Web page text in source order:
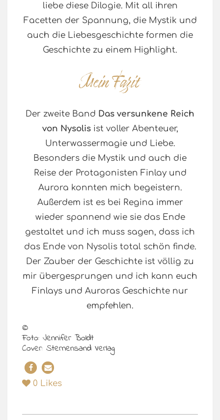
liebe diese Dilogie. Mit all ihren
Facetten der Spannung, die Mystik und
auch die Liebesgeschichte formen die
Geschichte zu einem Highlight.
Der zweite Band Das versunkene Reich
von Nysolisist voller Abenteuer,
Unterwassermagie und Liebe.
Besonders die Mystik und auch die
Reise der Protagonisten Finlay und
Aurora konnten mich begeistern.
Außerdem ist es bei Regina immer
wieder spannend wie sie das Ende
gestaltet und ich muss sagen, dass ich
das Ende von Nysolis total schön finde.
Der Zauber der Geschichte ist völlig zu
mir übergesprungen und ich kann euch
Finlays und Auroras Geschichte nur
empfehlen.
©
Foto: Jennifer Boldt
Cover: Sternensand Verlag
0 Likes